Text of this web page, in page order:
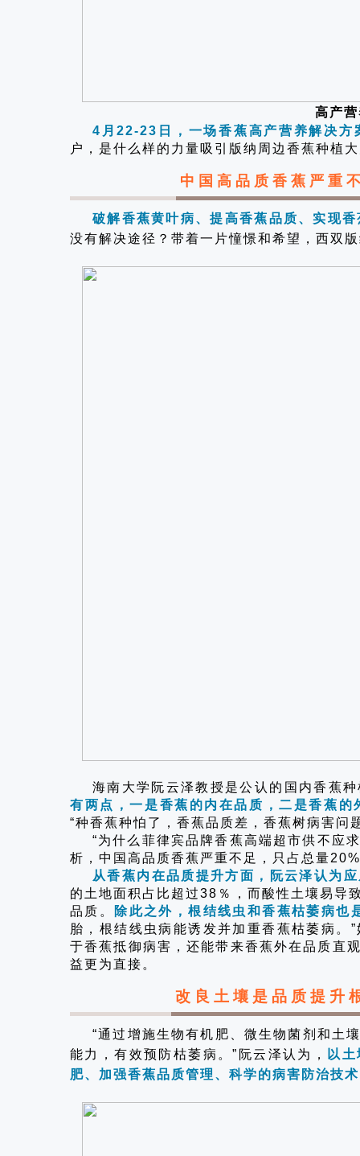
高产
4月22-23日，一场香蕉高产营养解决方
户，是什么样的力量吸引版纳周边香蕉种植
中国高品质香蕉严重
破解香蕉黄叶病、提高香蕉品质、实现
没有解决途径？带着一片憧憬和希望，西双
海南大学阮云泽教授是公认的国内香蕉
有两点，一是香蕉的内在品质，二是香蕉的
“种香蕉种怕了，香蕉品质差，香蕉树病害问
“为什么菲律宾品牌香蕉高端超市供不应
析，中国高品质香蕉严重不足，只占总量
从香蕉内在品质提升方面，
阮云泽认为
的土地面积占比超过38％，而酸性土壤易导
品质。
除此之外，根结线虫和香蕉枯萎病也
胎，根结线虫病能诱发并加重香蕉枯萎病。
于香蕉抵御病害，还能带来香蕉外在品质直
益更为直接。
改良土壤是品质提升
“通过增施生物有机肥、微生物菌剂和土
能力，有效预防枯萎病。”阮云泽认为，
以
肥、加强香蕉品质管理、科学的病害防治技